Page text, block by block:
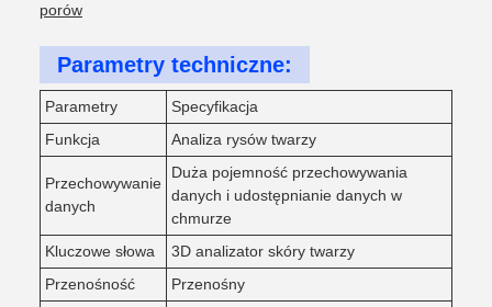
porów
Parametry techniczne:
Parametry
Specyfikacja
Funkcja
Analiza rysów twarzy
Przechowywanie
danych
Duża pojemność przechowywania
danych i udostępnianie danych w
chmurze
Kluczowe słowa
3D analizator skóry twarzy
Przenośność
Przenośny